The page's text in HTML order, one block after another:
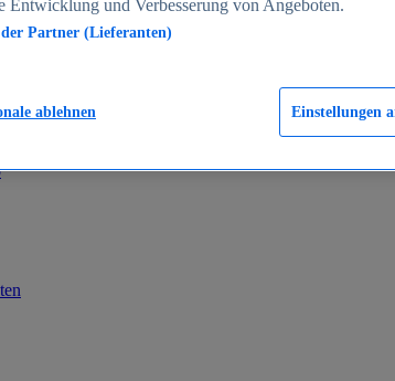
2024
in Deutschland 2005-2025
Entwicklung und Verbesserung von Angeboten.
Partner (Lieferanten)
Einstellungen
ablehnen